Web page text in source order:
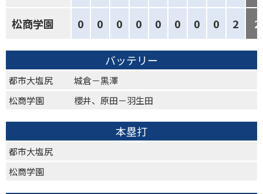
松商学園 0 0 0 0 0 0 0 0 2 2
バッテリー
都市大塩尻
城倉－黒澤
松商学園
櫻井、原田－羽生田
本塁打
都市大塩尻
松商学園